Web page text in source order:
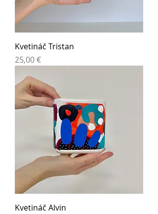
Kvetináč Tristan
Cena
25,00 €
Kvetináč Alvin